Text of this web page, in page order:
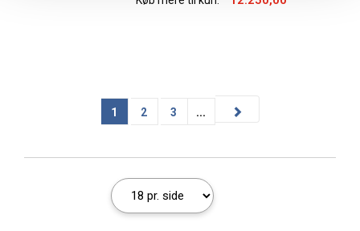
1 2 3 ...